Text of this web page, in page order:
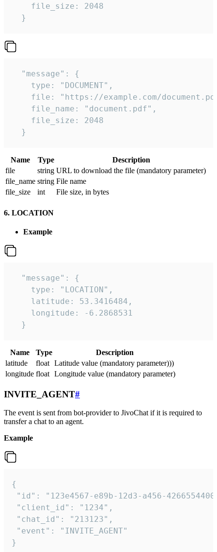
    file_size: 2048
  }
  "message": {
    type: "DOCUMENT",
file: "https://example.com/
    file_name: "document.pdf",
    file_size: 2048
  }
Name Type
Description
file
string URL to download the file (mandatory parameter)
file_name string File name
file_size
int File size, in bytes
6. LOCATION
Example
  "message": {
    type: "LOCATION",
    latitude: 53.3416484,
    longitude: -6.2868531
  }
Name Type
Description
latitude
float Latitude value (mandatory parameter)))
longitude float Longitude value (mandatory parameter)
INVITE_AGENT#
The event is sent from bot-provider to JivoChat if it is required to
transfer a chat to an agent.
Example
{
"id": "123e4567-e89b-12d3-a456-
"client_id": "1234",
"chat_id": "213123",
"event": "INVITE_AGENT"
}